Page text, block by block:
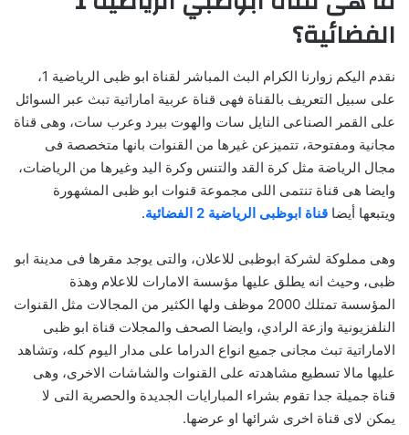
الفضائية؟
نقدم اليكم زوارنا الكرام البث المباشر لقناة ابو ظبى الرياضية 1،
على سبيل التعريف بالقناة فهى قناة عربية اماراتية تبث عبر السوائل
على القمر الصناعى النايل سات والهوت بيرد وعرب سات، وهى قناة
مجانية ومفتوحة، تتميزعن غيرها من القنوات بانها متخصصة فى
مجال الرياضة مثل كرة القد والتنس وكرة اليد وغيرها من الرياضات،
وايضا هى قناة تنتمى اللى مجموعة قنوات ابو ظبى المشهورة
ويتبعها أيضا قناة ابوظبى الرياضية 2 الفضائية .
وهى مملوكة لشركة ابوظبى للاعلان، والتى يوجد مقرها فى مدينة ابو
ظبى، وحيث انه يطلق عليها مؤسسة الامارات للاعلام وهذة
المؤسسة تمتلك 2000 موظف ولها الكثير من المجالات مثل القنوات
النلفزيونية وازعة الرادي، وايضا الصحف والمجلات قناة ابو ظبى
الاماراتية تبث مجانى جميع انواع الدراما على مدار اليوم كله، وتشاهد
عليها مالا تسطيع مشاهدته على القنوات والشاشات الاخرى، وهى
قناة جميلة جدا تقوم بشراء المبارايات الجديدة والحصرية التى لا
يمكن لاى قناة اخرى شرائها او عرضها.